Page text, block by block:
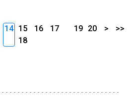
14 15 16
17
18
19 20 > >>